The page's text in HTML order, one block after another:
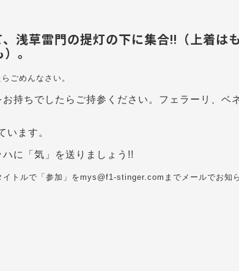
浅草雷門の提灯の下に集合!!（上着は
。
ごめんなさい。
持ち でしたらご持参ください。フェラーリ、ベ
ます。
に「 気」を送りましょう!!
イトルで「参加」をmys@f1-stinger.comまでメールでお知